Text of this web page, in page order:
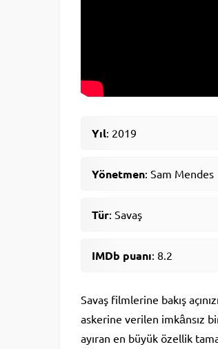
Yıl: 2019
Yönetmen: Sam Mendes
Tür: Savaş
IMDb puanı: 8.2
Savaş filmlerine bakış
askerine verilen imkânsız
ayıran en büyük özellik